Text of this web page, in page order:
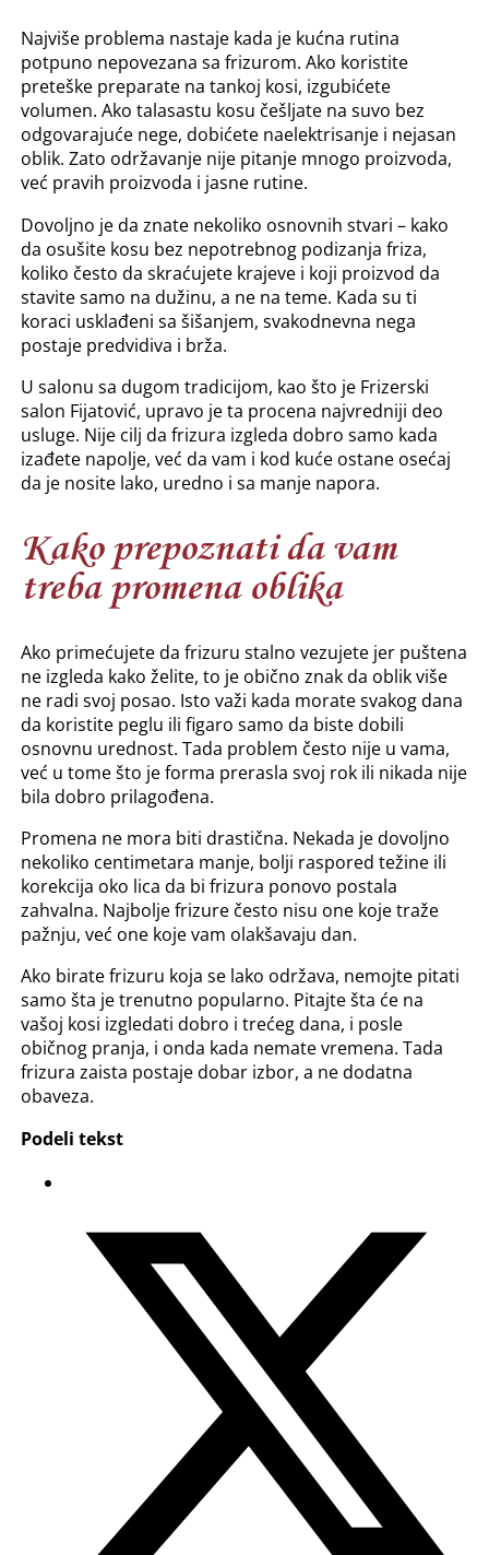
Najviše problema nastaje kada je kućna rutina
potpuno nepovezana sa frizurom. Ako koristite
preteške preparate na tankoj kosi, izgubićete
volumen. Ako talasastu kosu češljate na suvo bez
odgovarajuće nege, dobićete naelektrisanje i nejasan
oblik. Zato održavanje nije pitanje mnogo proizvoda,
već pravih proizvoda i jasne rutine.
Dovoljno je da znate nekoliko osnovnih stvari – kako
da osušite kosu bez nepotrebnog podizanja friza,
koliko često da skraćujete krajeve i koji proizvod da
stavite samo na dužinu, a ne na teme. Kada su ti
koraci usklađeni sa šišanjem, svakodnevna nega
postaje predvidiva i brža.
U salonu sa dugom tradicijom, kao što je Frizerski
salon Fijatović, upravo je ta procena najvredniji deo
usluge. Nije cilj da frizura izgleda dobro samo kada
izađete napolje, već da vam i kod kuće ostane osećaj
da je nosite lako, uredno i sa manje napora.
Kako prepoznati da vam
treba promena oblika
Ako primećujete da frizuru stalno vezujete jer puštena
ne izgleda kako želite, to je obično znak da oblik više
ne radi svoj posao. Isto važi kada morate svakog dana
da koristite peglu ili figaro samo da biste dobili
osnovnu urednost. Tada problem često nije u vama,
već u tome što je forma prerasla svoj rok ili nikada nije
bila dobro prilagođena.
Promena ne mora biti drastična. Nekada je dovoljno
nekoliko centimetara manje, bolji raspored težine ili
korekcija oko lica da bi frizura ponovo postala
zahvalna. Najbolje frizure često nisu one koje traže
pažnju, već one koje vam olakšavaju dan.
Ako birate frizuru koja se lako održava, nemojte pitati
samo šta je trenutno popularno. Pitajte šta će na
vašoj kosi izgledati dobro i trećeg dana, i posle
običnog pranja, i onda kada nemate vremena. Tada
frizura zaista postaje dobar izbor, a ne dodatna
obaveza.
Podeli tekst